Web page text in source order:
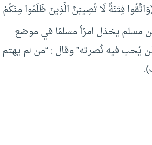
فِتْنَةً لَا تُصِيبَنَّ الَّذِينَ ظَلَمُوا مِنْكُمْ
من مسلم يخذل امرًأ مسلمًا في موضع
يُحب فيه نُصرته” وقال : “من لم يهتم